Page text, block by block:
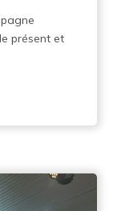
présent et